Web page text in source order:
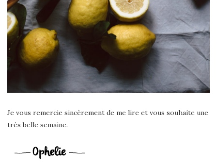
Je vous remercie sincèrement de me lire et vous souhaite une
très belle semaine.